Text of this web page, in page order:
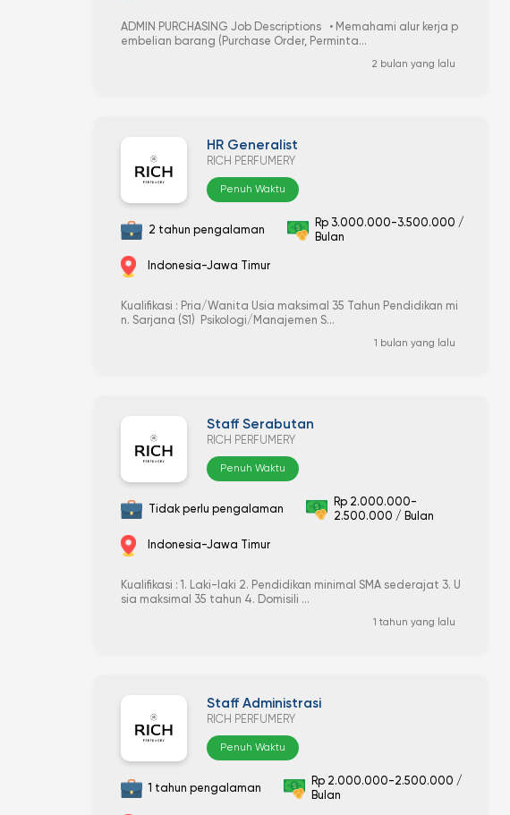
ADMIN PURCHASING Job Descriptions • Memahami alur kerja p
embelian barang (Purchase Order, Perminta...
2 bulan yang lalu
HR Generalist
RICH PERFUMERY
Penuh Waktu
2 tahun pengalaman
Rp 3.000.000-3.500.000 /
Bulan
Indonesia-Jawa Timur
Kualifikasi : Pria/Wanita Usia maksimal 35 Tahun Pendidikan mi
n. Sarjana (S1) Psikologi/Manajemen S...
1 bulan yang lalu
Staff Serabutan
RICH PERFUMERY
Penuh Waktu
Tidak perlu pengalaman
Rp 2.000.000-
2.500.000 / Bulan
Indonesia-Jawa Timur
Kualifikasi : 1. Laki-laki 2. Pendidikan minimal SMA sederajat 3. U
sia maksimal 35 tahun 4. Domisili ...
1 tahun yang lalu
Staff Administrasi
RICH PERFUMERY
Penuh Waktu
1 tahun pengalaman
Rp 2.000.000-2.500.000 /
Bulan